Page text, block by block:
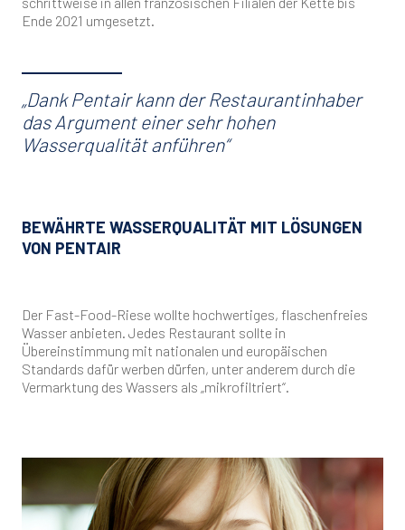
Ende 2021 umgesetzt.
„Dank Pentair kann der Restaurantinhaber
das Argument einer sehr hohen
Wasserqualität anführen“
BEWÄHRTE WASSERQUALITÄT MIT LÖSUNGEN
VON PENTAIR
Der Fast-Food-Riese wollte hochwertiges, flaschenfreies
Wasser anbieten. Jedes Restaurant sollte in
Übereinstimmung mit nationalen und europäischen
Standards dafür werben dürfen, unter anderem durch die
Vermarktung des Wassers als „mikrofiltriert“.